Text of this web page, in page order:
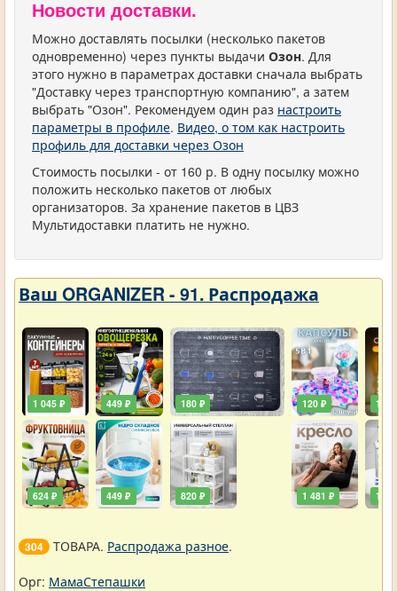
Новости доставки.
Можно доставлять посылки (несколько пакетов
одновременно) через пункты выдачи Озон. Для
этого нужно в параметрах доставки сначала выбрать
"Доставку через транспортную компанию", а затем
выбрать "Озон". Рекомендуем один раз настроить
параметры в профиле. Видео, о том как настроить
профиль для доставки через Озон
Стоимость посылки - от 160 р. В одну посылку можно
положить несколько пакетов от любых
организаторов. За хранение пакетов в ЦВЗ
Мультидоставки платить не нужно.
Ваш ORGANIZER - 91. Распродажа
1 045 ₽
624 ₽
449 ₽
449 ₽
180 ₽
820 ₽
120 ₽
1 481 ₽
129
111
304 ТОВАРА. Распродажа разное.
Орг: МамаСтепашки